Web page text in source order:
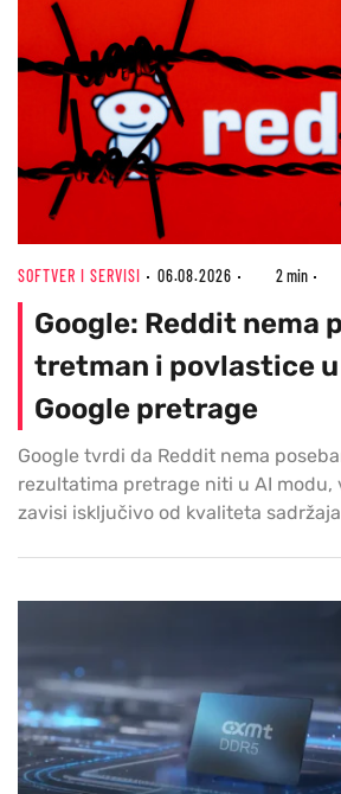
SOFTVER I SERVISI 06.08.2026 2 min
Google: Reddit nema
tretman i povlastice
Google pretrage
Google tvrdi da Reddit nema
rezultatima pretrage niti u AI modu,
zavisi isključivo od kvaliteta sadržaja